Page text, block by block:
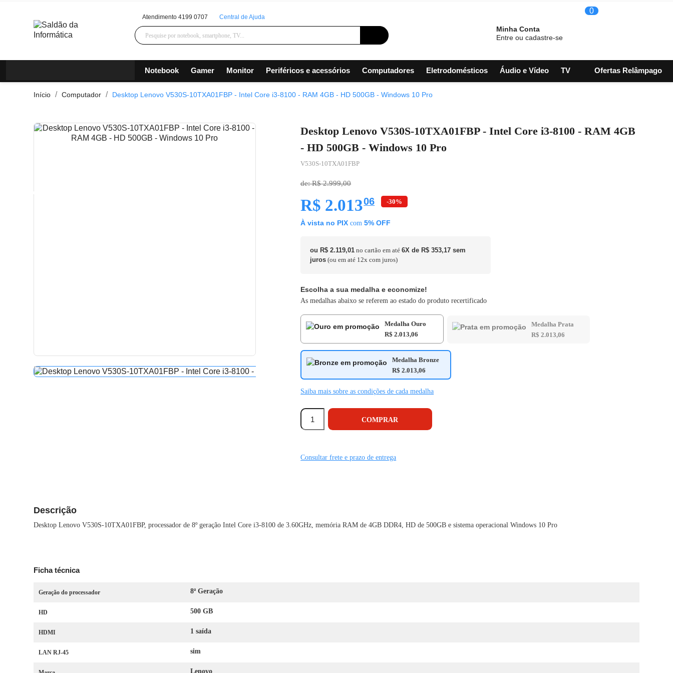
Atendimento 4199 0707 Central de Ajuda
Minha Conta
Entre ou cadastre-se
0
Todos os departamentos
Notebook Gamer Monitor Periféricos e acessórios Computadores Eletrodomésticos Áudio e Vídeo TV Ofertas Relâmpago
Início Computador Desktop Lenovo V530S-10TXA01FBP - Intel Core i3-8100 - RAM 4GB - HD 500GB - Windows 10 Pro
Desktop Lenovo V530S-10TXA01FBP - Intel Core i3-8100 - RAM 4GB
- HD 500GB - Windows 10 Pro
V530S-10TXA01FBP
de: R$ 2.999,00
R$ 2.013,
06 -30%
À vista no PIX com5% OFF
ou R$ 2.119,01 no cartão em até6X de R$ 353,17 sem
juros (ou em até 12x com juros)
Escolha a sua medalha e economize!
As medalhas abaixo se referem ao estado do produto recertificado
Medalha Ouro
R$ 2.013,06
Medalha Prata
R$ 2.013,06
Medalha Bronze
R$ 2.013,06
Saiba mais sobre as condições de cada medalha
COMPRAR
Consultar frete e prazo de entrega
Descrição
Desktop Lenovo V530S-10TXA01FBP, processador de 8º geração Intel Core i3-8100 de 3.60GHz, memória RAM de 4GB DDR4, HD de 500GB e sistema operacional Windows 10 Pro
Ficha técnica
Geração do processador 8ª Geração
HD 500 GB
HDMI 1 saída
LAN RJ-45 sim
Lenovo